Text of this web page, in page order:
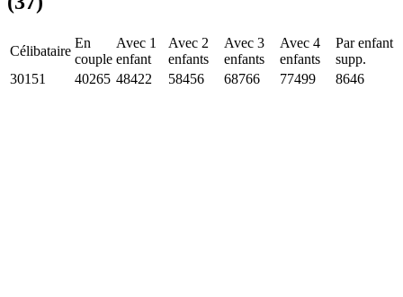
Célibataire
En
couple
Avec 1
enfant
Avec 2
enfants
Avec 3
enfants
Avec 4
enfants
Par enfant
supp.
30151
40265 48422 58456 68766 77499 8646